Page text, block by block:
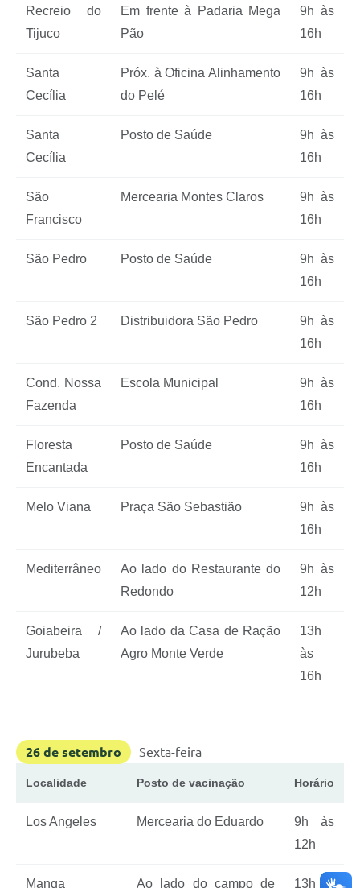
Recreio do
Tijuco
Em frente à Padaria Mega
Pão
9h às
16h
Santa
Cecília
Próx. à Oficina Alinhamento
do Pelé
9h às
16h
Santa
Cecília
Posto de Saúde
9h às
16h
São
Francisco
Mercearia Montes Claros
9h às
16h
São Pedro Posto de Saúde
9h às
16h
São Pedro 2 Distribuidora São Pedro
9h às
16h
Cond. Nossa
Fazenda
Escola Municipal
9h às
16h
Floresta
Encantada
Posto de Saúde
9h às
16h
Melo Viana Praça São Sebastião
9h às
16h
Mediterrâneo
Ao lado do Restaurante do
Redondo
9h às
12h
Goiabeira /
Jurubeba
Ao lado da Casa de Ração
Agro Monte Verde
13h
às
16h
26 de setembro Sexta-feira
Localidade Posto de vacinação Horário
Los Angeles Mercearia do Eduardo
9h às
12h
Manga Ao lado do campo de 13h às